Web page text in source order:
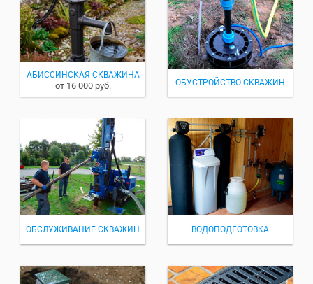
АБИССИНСКАЯ СКВАЖИНА
от 16 000 руб. ОБУСТРОЙСТВО СКВАЖИН
ОБСЛУЖИВАНИЕ СКВАЖИН ВОДОПОДГОТОВКА